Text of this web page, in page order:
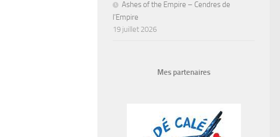
Ashes of the Empire – Cendres de
l’Empire
19 juillet 2026
Mes partenaires